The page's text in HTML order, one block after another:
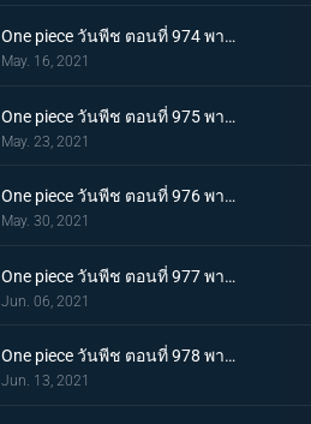
One piece วันพีช ตอนที่ 974 พากย์ไทย โอเด้งจะไม่ใช่โอเด้งถ้าไม่ต้ม!
May. 16, 2021
One piece วันพีช ตอนที่ 975 พากย์ไทย ปราสาทลุกเป็นไฟ! โชคชะตาของตระกูลโคสึกิ!
May. 23, 2021
One piece วันพีช ตอนที่ 976 พากย์ไทย กลับสู่ปัจจุบัน! 20 ปีต่อมา
May. 30, 2021
One piece วันพีช ตอนที่ 977 พากย์ไทย ทะเลมีไว้สำหรับโจรสลัด! บุก! มุ่งสู่โอนิกาชิมะ
Jun. 06, 2021
One piece วันพีช ตอนที่ 978 พากย์ไทย รุ่นที่เลวร้ายที่สุดมาแล้ว! การต่อสู้กลางทะเลอันดุเดือด
Jun. 13, 2021